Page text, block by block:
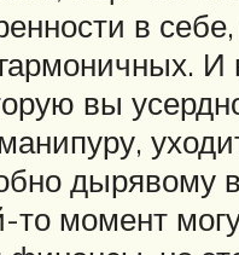
в
И
вы
дырявому
то момент